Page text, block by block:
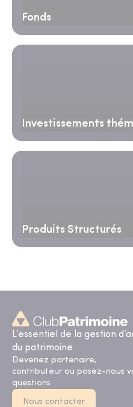
Fonds
Investissements
Produits Structurés
L’essentiel de la gestion
du patrimoine
Devenez partenaire,
contributeur ou posez-nous
questions
Nous contacter